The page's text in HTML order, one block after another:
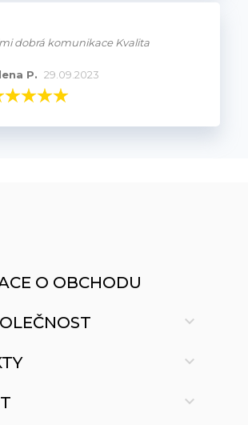
dobrá komunikace Kvalita
P. 29.09.2023
O OBCHODU


